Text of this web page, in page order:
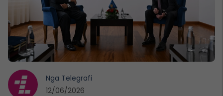
Nga Telegrafi
12/06/2026